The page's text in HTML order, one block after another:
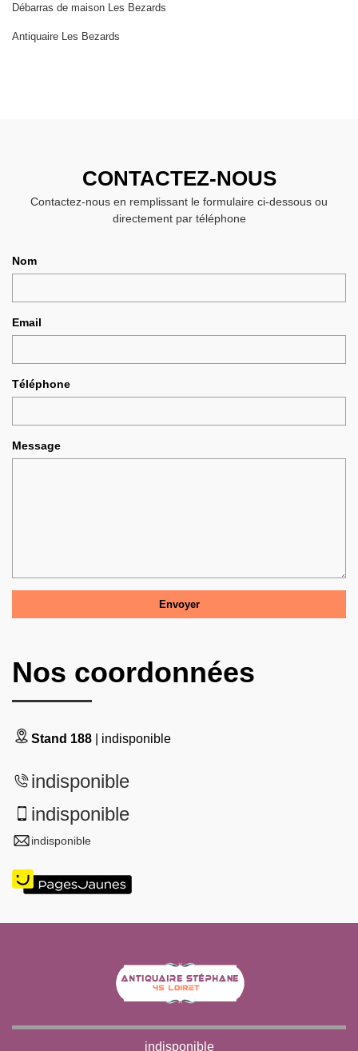
Débarras de maison Les Bezards
Antiquaire Les Bezards
CONTACTEZ-NOUS
Contactez-nous en remplissant le formulaire ci-dessous ou
directement par téléphone
Nom
Email
Téléphone
Message
Nos coordonnées
Stand 188 | indisponible
indisponible
indisponible
indisponible
indisponible